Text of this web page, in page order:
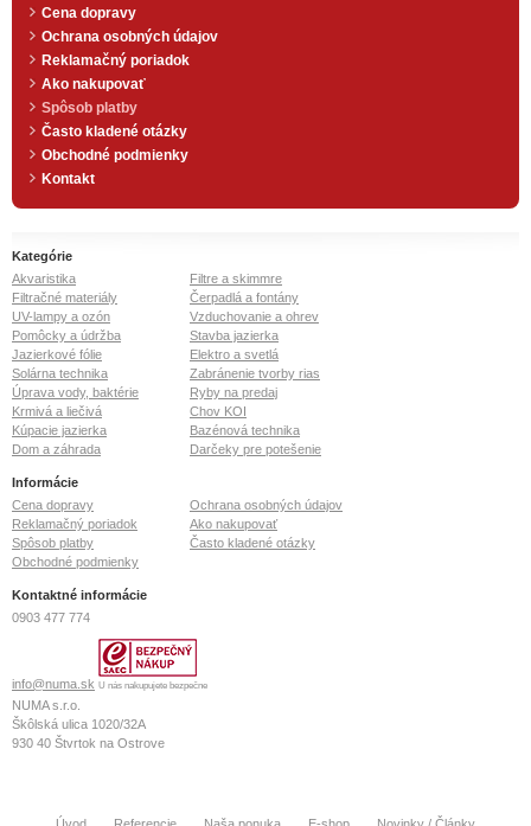
Cena dopravy
Ochrana osobných údajov
Reklamačný poriadok
Ako nakupovať
Spôsob platby
Často kladené otázky
Obchodné podmienky
Kontakt
Kategórie
Akvaristika
Filtre a skimmre
Filtračné materiály
Čerpadlá a fontány
UV-lampy a ozón
Vzduchovanie a ohrev
Pomôcky a údržba
Stavba jazierka
Jazierkové fólie
Elektro a svetlá
Solárna technika
Zabránenie tvorby rias
Úprava vody, baktérie
Ryby na predaj
Krmivá a liečivá
Chov KOI
Kúpacie jazierka
Bazénová technika
Dom a záhrada
Darčeky pre potešenie
Informácie
Cena dopravy
Ochrana osobných údajov
Reklamačný poriadok
Ako nakupovať
Spôsob platby
Často kladené otázky
Obchodné podmienky
Kontaktné informácie
0903 477 774
info@numa.sk U nás nakupujete bezpečne
NUMA s.r.o.
Škôlská ulica 1020/32A
930 40 Štvrtok na Ostrove
Tatrabanka IBAN: SK26 1100 0000 0026 2113 6073